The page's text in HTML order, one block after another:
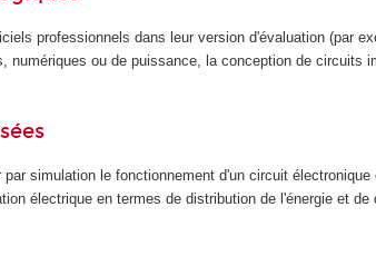
professionnels dans leur version d'évaluation (par
numériques ou de puissance, la conception de
simulation le fonctionnement d'un circuit électronique
électrique en termes de distribution de l'énergie et de